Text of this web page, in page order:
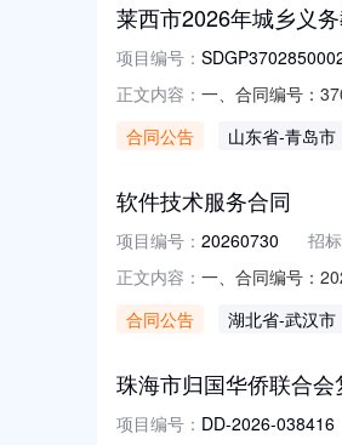
莱西市2026年城乡义
项目编号：
正文内容： 一、合同编号：
址：null联系方
合同公告 山东省-青岛市
软件技术服务合同
项目编号： 20260730 招
正文内容： 一、合同编号：
六、合同主要信
合同公告 湖北省-武汉市
珠海市归国华侨联合
项目编号： DD-2026-038416